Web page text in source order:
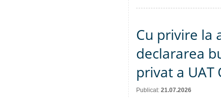
Cu privire la
declararea
privat a UAT
Publicat: 21.07.2026